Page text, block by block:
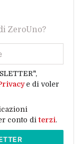
ZeroUno?
e di voler
conto diterzi.